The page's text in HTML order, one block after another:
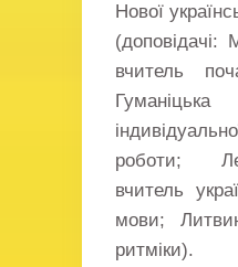
Нової
вчитель
роботи;
вчитель
мови;
ритміки).